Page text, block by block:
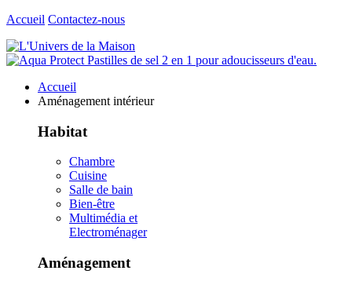
Accueil Contactez-nous
Accueil
Aménagement intérieur
Habitat
Chambre
Cuisine
Salle de bain
Bien-être
Multimédia et
Electroménager
Aménagement